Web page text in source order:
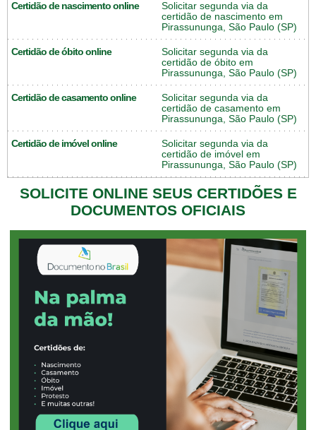
Certidão de nascimento online
Solicitar segunda via da
certidão de nascimento em
Pirassununga, São Paulo (SP)
Certidão de óbito online
Solicitar segunda via da
certidão de óbito em
Pirassununga, São Paulo (SP)
Certidão de casamento online
Solicitar segunda via da
certidão de casamento em
Pirassununga, São Paulo (SP)
Certidão de imóvel online
Solicitar segunda via da
certidão de imóvel em
Pirassununga, São Paulo (SP)
SOLICITE ONLINE SEUS CERTIDÕES E
DOCUMENTOS OFICIAIS